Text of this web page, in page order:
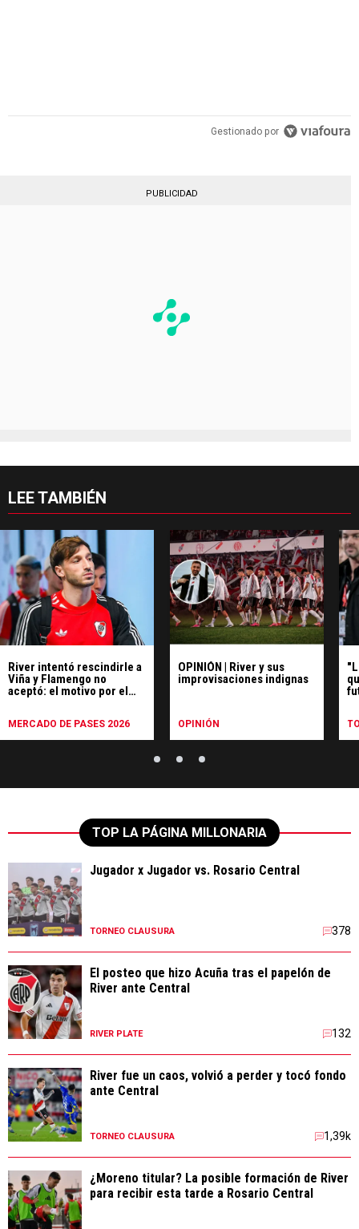
Gestionado por
PUBLICIDAD
LEE TAMBIÉN
River intentó rescindirle a
Viña y Flamengo no
aceptó: el motivo por el
MERCADO DE PASES 2026
OPINIÓN | River y sus
improvisaciones indignas
OPINIÓN
TOP LA PÁGINA MILLONARIA
Jugador x Jugador vs. Rosario Central
TORNEO CLAUSURA 378
El posteo que hizo Acuña tras el papelón de
River ante Central
RIVER PLATE 132
River fue un caos, volvió a perder y tocó fondo
ante Central
TORNEO CLAUSURA 1,39k
¿Moreno titular? La posible formación de River
para recibir esta tarde a Rosario Central